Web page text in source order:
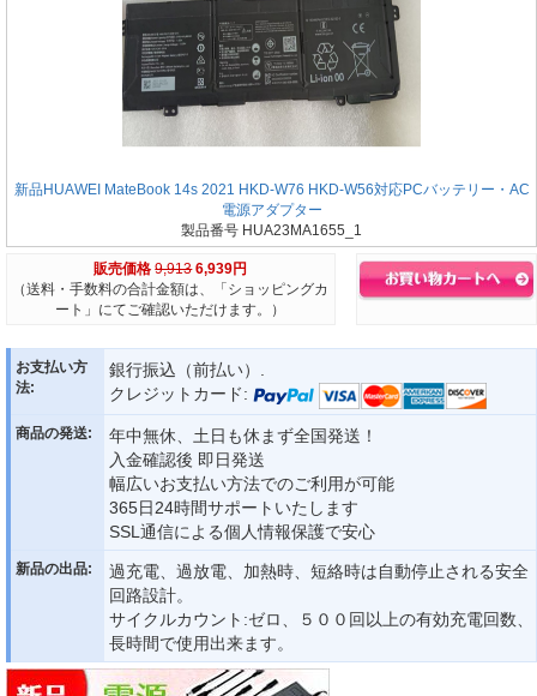
新品HUAWEI MateBook 14s 2021 HKD-W76 HKD-W56対応PCバッテリー・AC
電源アダプター
製品番号 HUA23MA1655_1
販売価格 9,913 6,939円
（送料・手数料の合計金額は、「ショッピングカ
ート」にてご確認いただけます。）
お支払い方
法:
銀行振込（前払い）.
クレジットカード:
商品の発送:
年中無休、土日も休まず全国発送！
入金確認後 即日発送
幅広いお支払い方法でのご利用が可能
365日24時間サポートいたします
SSL通信による個人情報保護で安心
新品の出品:
過充電、過放電、加熱時、短絡時は自動停止される安全
回路設計。
サイクルカウント:ゼロ、５００回以上の有効充電回数、
長時間で使用出来ます。